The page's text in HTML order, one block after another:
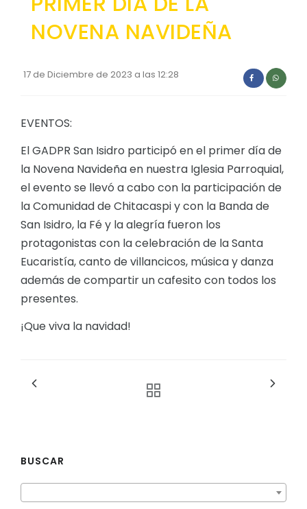
GESTIÓN ADMINISTRATIVA
Plan de desarrollo y Ordenamiento Territorial -
Plan Operativo Anual - POA
Convenios Institucionales
PRESUPUESTO: EJECUCIÓN Y REPORTES
Cédulas presupuestarias y balances
Procesos de contratación
Ejecución Presupuestaria
Obras y proyectos
NOVENA NAVIDEÑA
17 de Diciembre de 2023 a las 12:28
EVENTOS:
El GADPR San Isidro participó en el primer día de
la Novena Navideña en nuestra Iglesia Parroquial,
el evento se llevó a cabo con la participación de
la Comunidad de Chitacaspi y con la Banda de
San Isidro, la Fé y la alegría fueron los
protagonistas con la celebración de la Santa
Eucaristía, canto de villancicos, música y danza
además de compartir un cafesito con todos los
presentes.
¡Que viva la navidad!
BUSCAR